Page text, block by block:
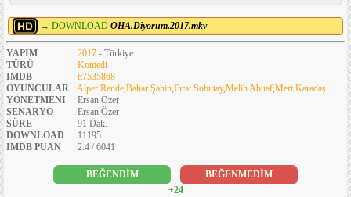
→ DOWNLOAD OHA.Diyorum.2017.mkv
YAPIM : 2017 - Türkiye
TÜRÜ
: Komedi
IMDB
: tt7535868
OYUNCULAR :Alper Rende,Bahar Şahin,Fırat Sobutay,Melih Abuaf,Mert Karadaş
YÖNETMENI
: Ersan Özer
SENARYO
: Ersan Özer
SÜRE
: 91 Dak.
DOWNLOAD
: 11195
IMDB PUAN
: 2.4 / 6041
BEĞENDİM
BEĞENMEDİM
+24